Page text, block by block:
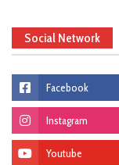
Social Network
Facebook
Instagram
Youtube